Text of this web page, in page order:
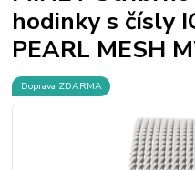
hodinky s čísly
PEARL MESH
Doprava ZDARMA